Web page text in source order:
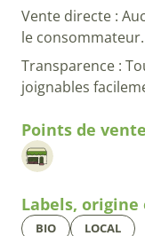
Vente directe :
le consommateur.
Transparence :
joignables
Points de vente
Labels,
BIO LOCAL